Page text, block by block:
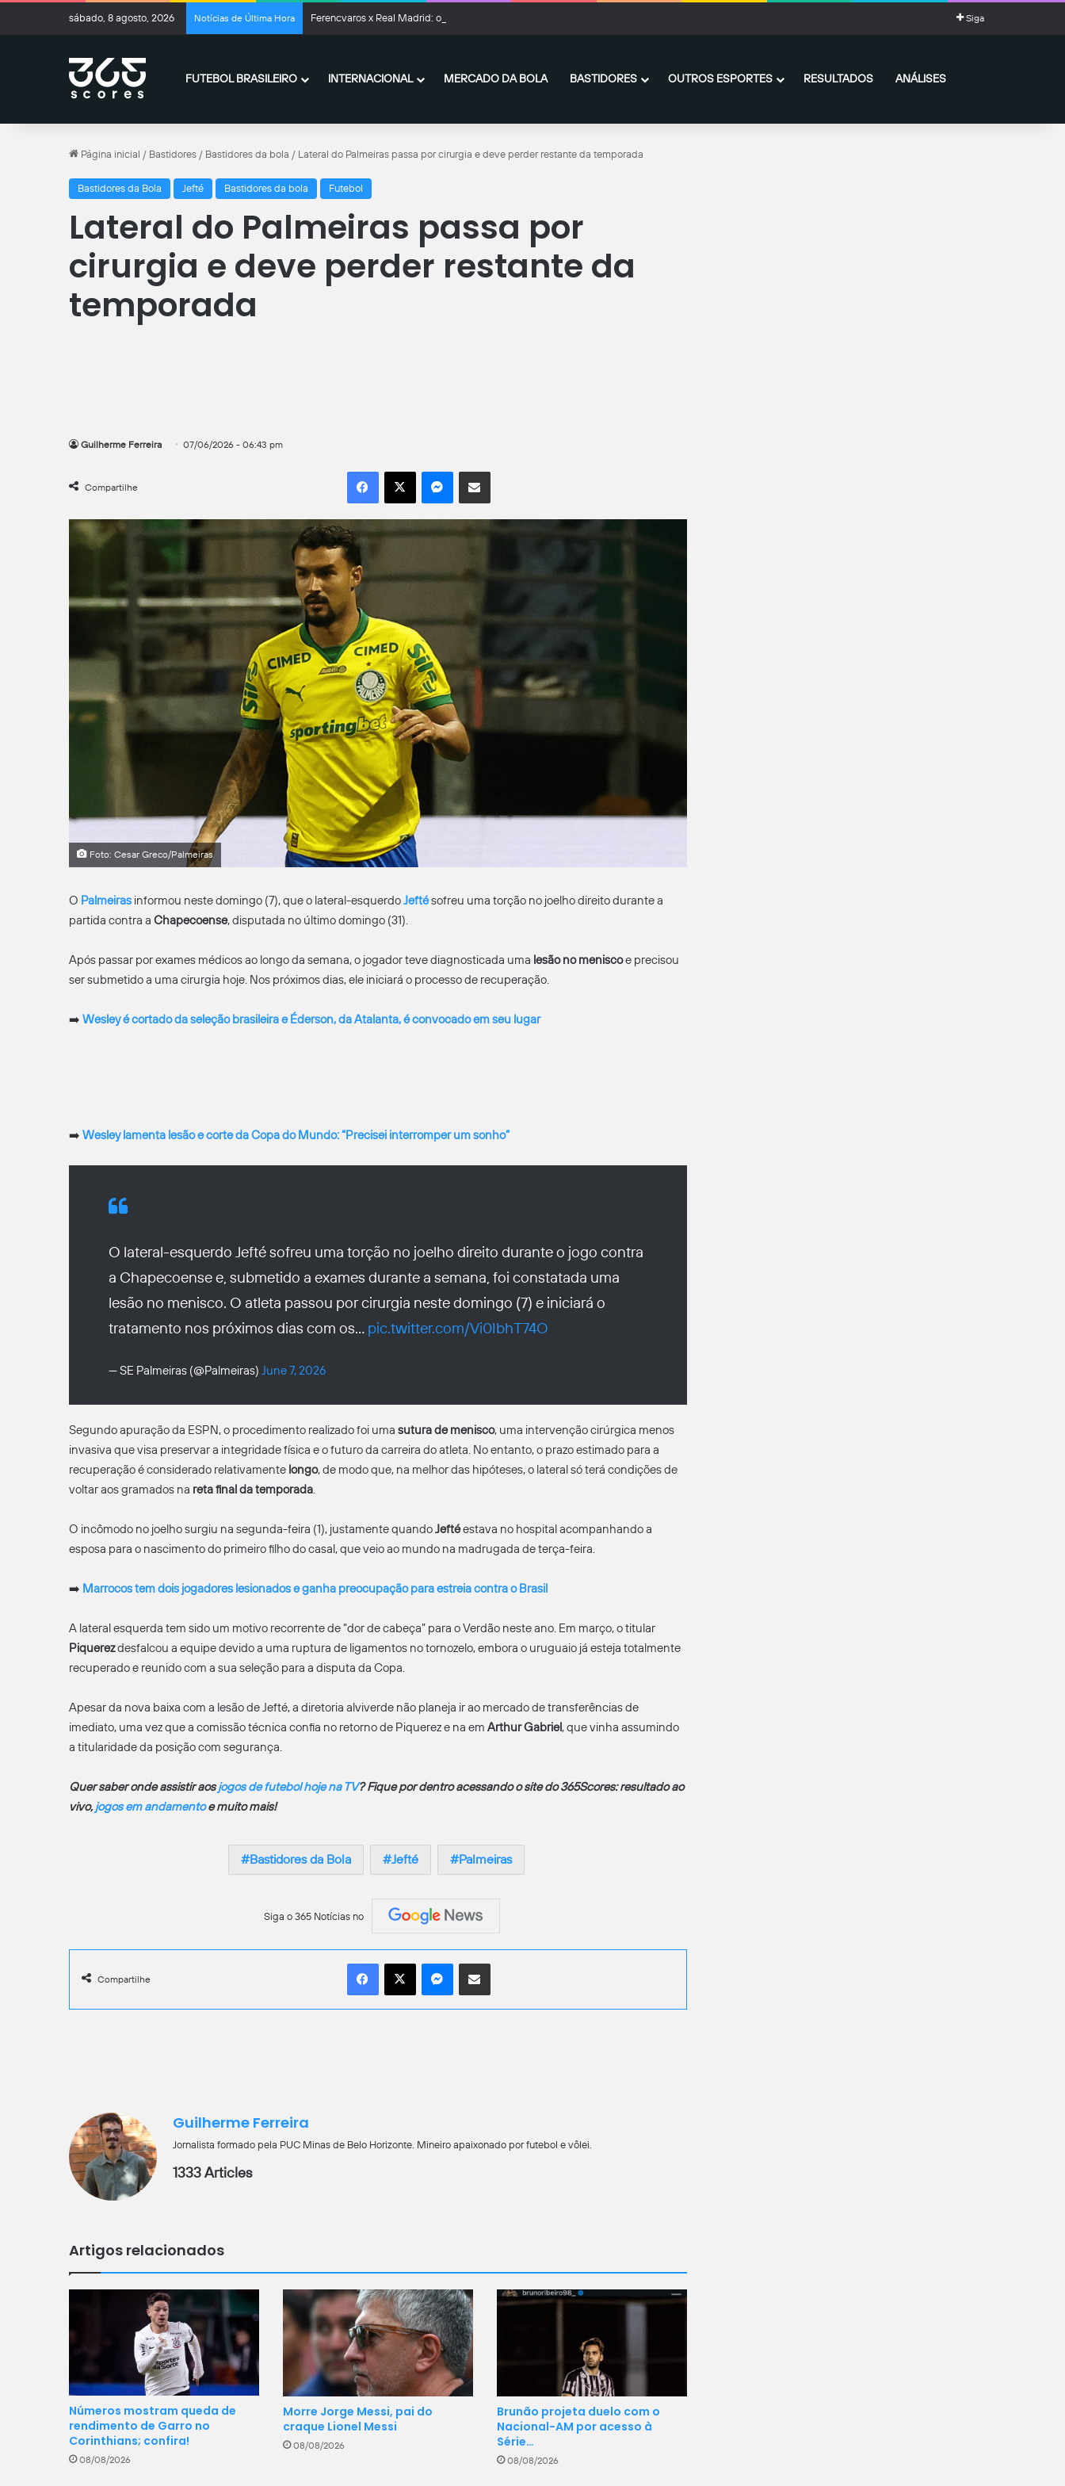
sábado, 8 agosto, 2026 Notícias de Última Hora Ferencvaros x Real Madrid: onde assistir ao vivo, horário e escalações Siga
FUTEBOL BRASILEIRO INTERNACIONAL MERCADO DA BOLA BASTIDORES OUTROS ESPORTES RESULTADOS ANÁLISES
Página inicial / Bastidores / Bastidores da bola / Lateral do Palmeiras passa por cirurgia e deve perder restante da temporada
Bastidores da Bola Jefté Bastidores da bola Futebol
Lateral do Palmeiras passa por
cirurgia e deve perder restante da
temporada
Guilherme Ferreira 07/06/2026 - 06:43 pm
Compartilhe
Facebook
X MessengerCompartilhar por e-mail
Foto: Cesar Greco/Palmeiras
O Palmeiras informou neste domingo (7), que o lateral-esquerdoJeftésofreu uma torção no joelho direito durante a
partida contra a Chapecoense, disputada no último domingo (31).
Após passar por exames médicos ao longo da semana, o jogador teve diagnosticada uma lesão no meniscoe precisou
ser submetido a uma cirurgia hoje. Nos próximos dias, ele iniciará o processo de recuperação.
➡️ Wesley é cortado da seleção brasileira e Éderson, da Atalanta, é convocado em seu lugar
➡️ Wesley lamenta lesão e corte da Copa do Mundo: “Precisei interromper um sonho”
O lateral-esquerdo Jefté sofreu uma torção no joelho direito durante o jogo contra
a Chapecoense e, submetido a exames durante a semana, foi constatada uma
lesão no menisco. O atleta passou por cirurgia neste domingo (7) e iniciará o
tratamento nos próximos dias com os… pic.twitter.com/Vi0IbhT74O
— SE Palmeiras (@Palmeiras) June 7, 2026
Segundo apuração da ESPN, o procedimento realizado foi uma sutura de menisco, uma intervenção cirúrgica menos
invasiva que visa preservar a integridade física e o futuro da carreira do atleta. No entanto, o prazo estimado para a
recuperação é considerado relativamente longo, de modo que, na melhor das hipóteses, o lateral só terá condições de
voltar aos gramados na reta final da temporada.
O incômodo no joelho surgiu na segunda-feira (1), justamente quandoJeftéestava no hospital acompanhando a
esposa para o nascimento do primeiro filho do casal, que veio ao mundo na madrugada de terça-feira.
➡️ Marrocos tem dois jogadores lesionados e ganha preocupação para estreia contra o Brasil
A lateral esquerda tem sido um motivo recorrente de “dor de cabeça” para o Verdão neste ano. Em março, o titular
Piquerezdesfalcou a equipe devido a uma ruptura de ligamentos no tornozelo, embora o uruguaio já esteja totalmente
recuperado e reunido com a sua seleção para a disputa da Copa.
Apesar da nova baixa com a lesão de Jefté, a diretoria alviverde não planeja ir ao mercado de transferências de
imediato, uma vez que a comissão técnica confia no retorno de Piquerez e na em Arthur Gabriel, que vinha assumindo
a titularidade da posição com segurança.
Quer saber onde assistir aosjogos de futebol hoje na TV? Fique por dentro acessando o site do 365Scores: resultado ao
vivo,jogos em andamentoe muito mais!
Bastidores da Bola Jefté Palmeiras
Siga o 365 Notícias no
Compartilhe
Facebook
X MessengerCompartilhar por e-mail
Guilherme Ferreira
Jornalista formado pela PUC Minas de Belo Horizonte. Mineiro apaixonado por futebol e vôlei.
1333 Articles
Artigos relacionados
Números mostram queda de
rendimento de Garro no
Corinthians; confira!
08/08/2026
Morre Jorge Messi, pai do
craque Lionel Messi
08/08/2026
Brunão projeta duelo com o
Nacional-AM por acesso à
Série…
08/08/2026